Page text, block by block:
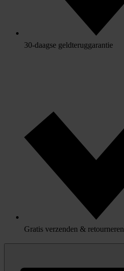
30-daagse geldteruggarantie
Gratis verzenden & retourneren